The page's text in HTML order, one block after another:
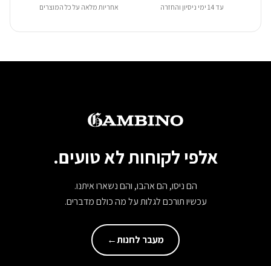
עד 14 ימי ניסיון והחזרה אחריות מלאה על כל המוצרים
אלפי לקוחות לא טועים.
הם ניסו, הם אהבו, והם נשארו איתנו.
עכשיו תורכם לגלות על מה כולם מדברים.
מעבר לחנות←